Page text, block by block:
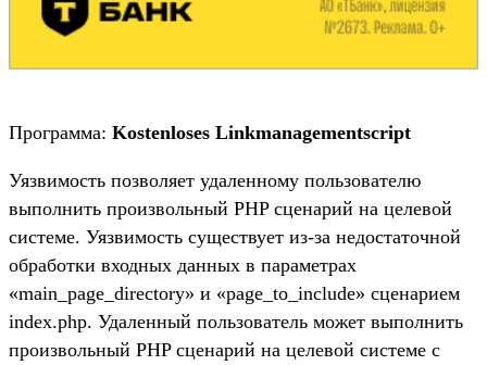
Программа: Kostenloses Linkmanagementscript
Уязвимость позволяет удаленному пользователю
выполнить произвольный PHP сценарий на целевой
системе. Уязвимость существует из-за недостаточной
обработки входных данных в параметрах
«main_page_directory» и «page_to_include» сценарием
index.php. Удаленный пользователь может выполнить
произвольный PHP сценарий на целевой системе с